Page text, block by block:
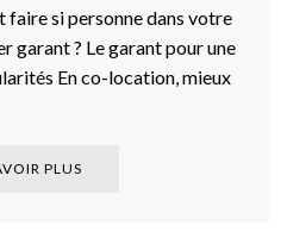
si personne dans votre
garant ? Le garant pour une
En co-location, mieux
PLUS